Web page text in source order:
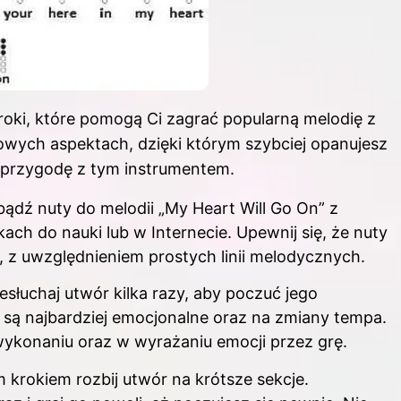
które pomogą Ci zagrać popularną melodię z
aspektach, dzięki którym szybciej opanujesz
z tym instrumentem.
nuty do melodii „My Heart Will Go On” z
do nauki lub w Internecie. Upewnij się, że nuty
uwzględnieniem prostych linii melodycznych.
utwór kilka razy, aby poczuć jego
najbardziej emocjonalne oraz na zmiany tempa.
oraz w wyrażaniu emocji przez grę.
krokiem rozbij utwór na krótsze sekcje.